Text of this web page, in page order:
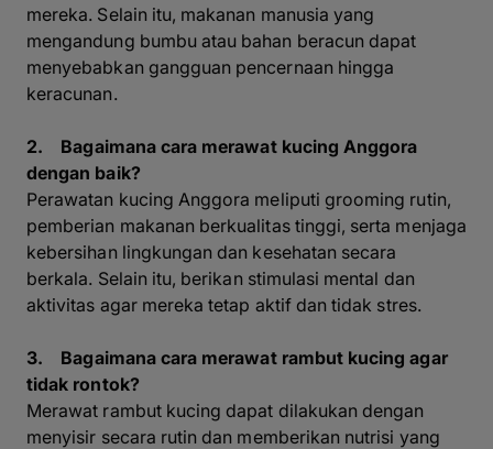
mereka. Selain itu, makanan manusia yang
mengandung bumbu atau bahan beracun dapat
menyebabkan gangguan pencernaan hingga
keracunan.
2. Bagaimana cara merawat kucing Anggora
dengan baik?
Perawatan kucing Anggora meliputi grooming rutin,
pemberian makanan berkualitas tinggi, serta menjaga
kebersihan lingkungan dan kesehatan secara
berkala. Selain itu, berikan stimulasi mental dan
aktivitas agar mereka tetap aktif dan tidak stres.
3. Bagaimana cara merawat rambut kucing agar
tidak rontok?
Merawat rambut kucing dapat dilakukan dengan
menyisir secara rutin dan memberikan nutrisi yang